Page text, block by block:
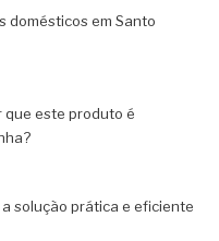
domésticos em Santo
que este produto é
solução prática e eficiente